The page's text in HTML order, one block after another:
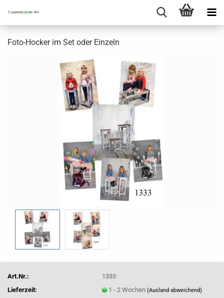
Foto-Hocker im Set oder Einzeln
Art.Nr.:
1333
Lieferzeit:
1 - 2 Wochen(Ausland abweichend)